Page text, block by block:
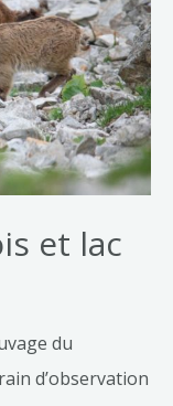
et lac
du
d’observation